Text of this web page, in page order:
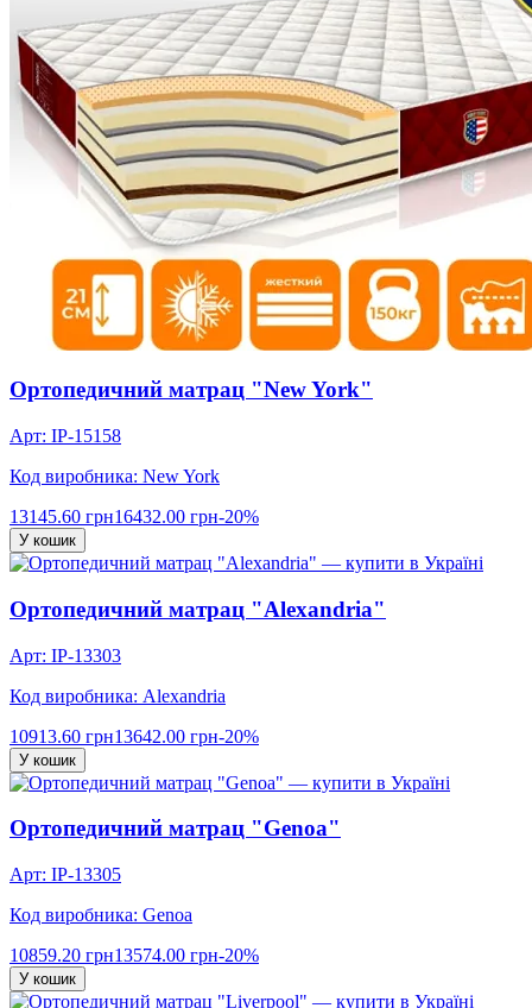
Ортопедичний матрац "New York"
Арт: IP-15158
Код виробника: New York
13145.60 грн16432.00 грн-20%
У кошик
Ортопедичний матрац "Alexandria"
Арт: IP-13303
Код виробника: Alexandria
10913.60 грн13642.00 грн-20%
У кошик
Ортопедичний матрац "Genoa"
Арт: IP-13305
Код виробника: Genoa
10859.20 грн13574.00 грн-20%
У кошик